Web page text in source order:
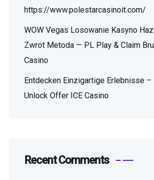
https://www.polestarcasinoit.com/
WOW Vegas Losowanie Kasyno
Zwrot Metoda — PL Play & Claim
Casino
Entdecken Einzigartige Erlebnisse –
Unlock Offer ICE Casino
Recent Comments